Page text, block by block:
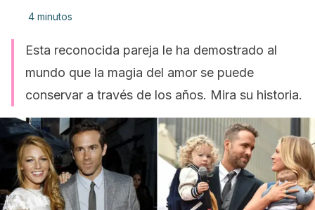
4 minutos
Esta reconocida pareja le ha demostrado al
mundo que la magia del amor se puede
conservar a través de los años. Mira su historia.